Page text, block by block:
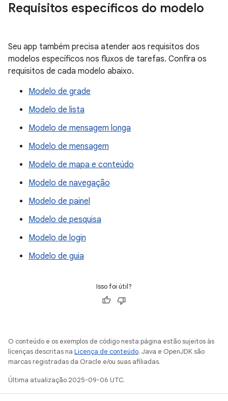
Requisitos específicos do modelo
Seu app também precisa atender aos requisitos dos
modelos específicos nos fluxos de tarefas. Confira os
requisitos de cada modelo abaixo.
Modelo de grade
Modelo de lista
Modelo de mensagem longa
Modelo de mensagem
Modelo de mapa e conteúdo
Modelo de navegação
Modelo de painel
Modelo de pesquisa
Modelo de login
Modelo de guia
Isso foi útil?
O conteúdo e os exemplos de código nesta página estão sujeitos às
licenças descritas na Licença de conteúdo. Java e OpenJDK são
marcas registradas da Oracle e/ou suas afiliadas.
Última atualização 2025-09-06 UTC.